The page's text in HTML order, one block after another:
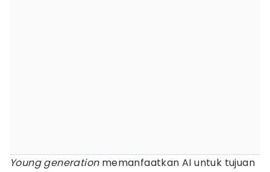
Young generation memanfaatkan AI untuk tujuan